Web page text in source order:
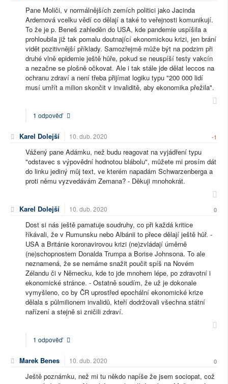
Pane Moliči, v normálnějších zemích politici jako Jacinda
Ardernová vcelku vědí co dělají a také to veřejnosti komunikují.
To že je p. Beneš zahleděn do USA, kde pandemie uspíšila a
prohloubila již tak pomalu doutnající ekonomickou krizi, jen brání
vidět pozitivnější příklady. Samozřejmě může být na podzim při
druhé vlně epidemie ještě hůře, pokud se neuspíší testy vakcín
a nezačne se plošně očkovat. Ale i tak stále jde dělat leccos na
ochranu zdraví a není třeba přijímat logiku typu "200 000 lidí
musí umřít a milion skončit v invaliditě, aby ekonomika přežila".
1 odpověď
Karel Dolejší 10. dub. 2020 -1
Vážený pane Adámku, než budu reagovat na vyjádření typu
"odstavec s výpovědní hodnotou blábolu", můžete mi prosím dát
do linku jediný můj text, ve kterém napadám Schwarzenberga a
proti němu vyzvedávám Zemana? - Děkuji mnohokrát.
Karel Dolejší 10. dub. 2020 0
Dost si nás ještě pamatuje soudruhy, co při každá kritice
říkávali, že v Rumunsku nebo Albánii to přece dělají ještě hůř. -
USA a Británie koronavirovou krizi (ne)zvládají úměrně
(ne)schopnostem Donalda Trumpa a Borise Johnsona. To ale
neznamená, že se nemáme snažit poučit spíš na Novém
Zélandu či v Německu, kde to jde mnohem lépe, po zdravotní i
ekonomické stránce. - Ostatně soudím, že už je dokonale
vymyšleno, co by ČR uprostřed epochální ekonomické krize
dělala s půlmilionem invalidů, kteří dodržovali všechna státní
nařízení a stejně si zničili zdraví.
1 odpověď
Marek Benes 10. dub. 2020 0
Ještě poznámku, než mi tu někdo napíše že jsem sociopat, což